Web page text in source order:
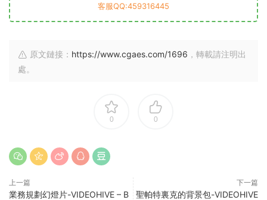
客服QQ:459316445
原文鏈接： https://www.cgaes.com/1696 ，轉載請注明出
處。
0 0
上一篇
業務規劃幻燈片-VIDEOHIVE – B
下一篇
聖帕特裏克的背景包-VIDEOHIVE